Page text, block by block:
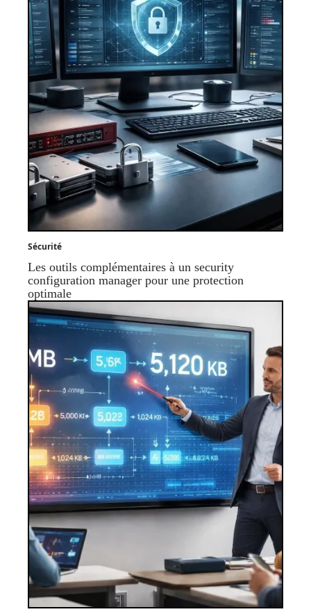
Sécurité
Les outils complémentaires à un security
configuration manager pour une protection
optimale